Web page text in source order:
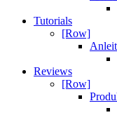
Tutorials
[Row]
Reviews
[Row]